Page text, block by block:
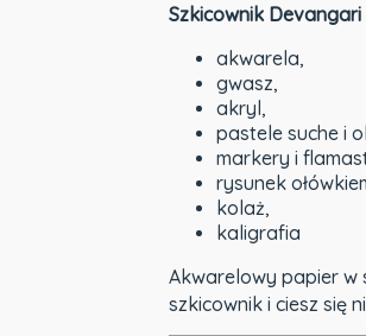
Szkicownik
akwarela,
gwasz,
akryl,
pastele suche i
markery i
rysunek
kolaż,
kaligrafia
Akwarelowy papier w
szkicownik i ciesz się